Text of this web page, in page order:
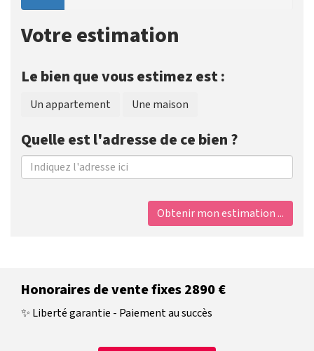
Votre estimation
Le bien que vous estimez est :
Un appartement Une maison
Quelle est l'adresse de ce bien ?
Obtenir mon estimation ...
Honoraires de vente fixes 2890 €
✨ Liberté garantie - Paiement au succès